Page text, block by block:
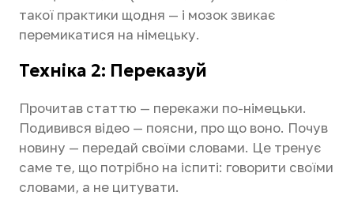
такої практики щодня — і мозок звикає
перемикатися на німецьку.
Техніка 2: Переказуй
Прочитав статтю — перекажи по-німецьки.
Подивився відео — поясни, про що воно. Почув
новину — передай своїми словами. Це тренує
саме те, що потрібно на іспиті: говорити своїми
словами, а не цитувати.